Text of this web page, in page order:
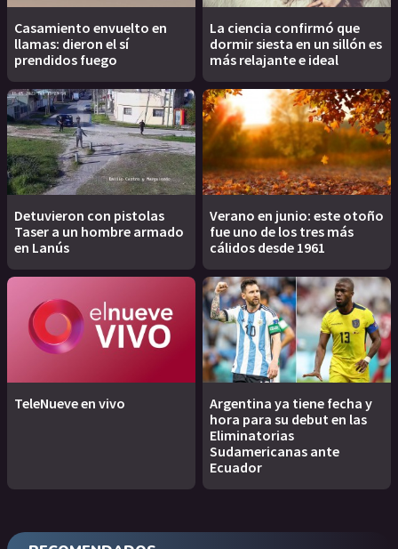
Casamiento envuelto en
llamas: dieron el sí
prendidos fuego
La ciencia confirmó que
dormir siesta en un sillón es
más relajante e ideal
Detuvieron con pistolas
Taser a un hombre armado
en Lanús
Verano en junio: este otoño
fue uno de los tres más
cálidos desde 1961
TeleNueve en vivo
Argentina ya tiene fecha y
hora para su debut en las
Eliminatorias
Sudamericanas ante
Ecuador